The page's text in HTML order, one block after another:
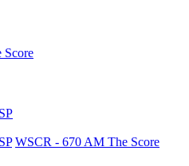
Score
WSCR - 670 AM The Score